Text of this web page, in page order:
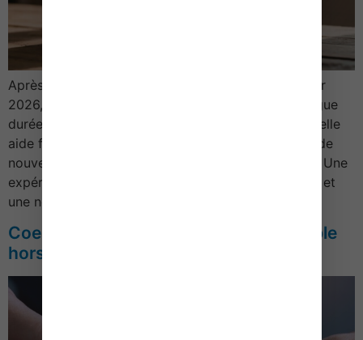
Après avoir été prolongé par la loi de finances pour
2026, l’expérimentation « Territoire 0 chômeur longue
durée » fait peau neuve. Au programme : une nouvelle
aide financière fixée pour le 1er semestre 2026 et de
nouveaux territoires intégrés à l’expérimentation … Une
expérimentation étendue à de nouveaux territoires et
une nouvelle aide financière […]
Coemploi : une reconnaissance possible
hors d’un groupe de sociétés ?